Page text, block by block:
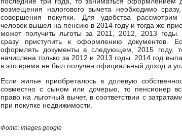
возмещения налогового вычета необходимо
совершения покупки. Для удобства
человек вышел на пенсию в 2014 году и тогда же
может получить льготы за 2011, 2012, 2013 годы.
сразу приступить к оформлению документов.
оформлять документы в следующем, 2015 году,
начислена только за 2012 и 2013 годы. 2014 год
в это время не был получен официальный доход и
Если жилье приобреталось в долевую
совместно с сыном или дочерью, то пенсионер
право на льготный вычет, в соответствии с
при покупке недвижимости.
Фото: images.google